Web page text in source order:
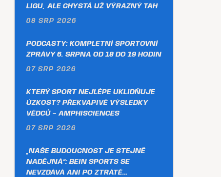
LIGU, ALE CHYSTÁ UŽ VÝRAZNÝ TAH
08 SRP 2026
PODCASTY: KOMPLETNÍ SPORTOVNÍ
ZPRÁVY 6. SRPNA OD 18 DO 19 HODIN
07 SRP 2026
KTERÝ SPORT NEJLÉPE UKLIDŇUJE
ÚZKOST? PŘEKVAPIVÉ VÝSLEDKY
VĚDCŮ – AMPHISCIENCES
07 SRP 2026
„NAŠE BUDOUCNOST JE STEJNĚ
NADĚJNÁ“: BEIN SPORTS SE
NEVZDÁVÁ ANI PO ZTRÁTĚ…